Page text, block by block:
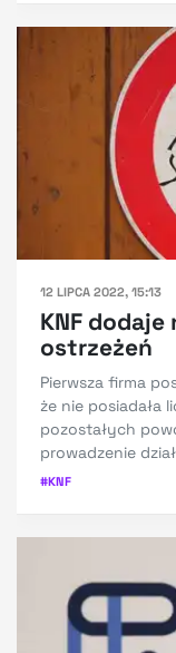
12 LIPCA 2022, 15:13
KNF
ostrzeżeń
Pierwsza firma
że nie posiadała
pozostałych
prowadzenie
#KNF